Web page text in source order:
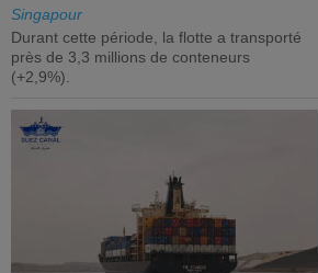
Singapour
Durant cette période, la flotte a transporté
près de 3,3 millions de conteneurs
(+2,9%).